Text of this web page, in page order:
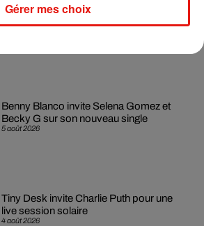
Angèle et Amélie Lens dévoilent leur
collaboration tant attendue
5 août 2026
Benny Blanco invite Selena Gomez et
Becky G sur son nouveau single
4 août 2026
Tiny Desk invite Charlie Puth pour une
live session solaire
Gérer mes choix